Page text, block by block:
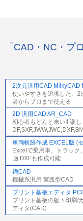
「CAD・NC・プ
2次元汎用CAD MilkyCAD
使いやすさを追求した、
者からプロまで使える
2D 汎用CAD AR_CAD
初心者もどんと来い!! 楽
車両軌跡作成 EXCEL版 (
Excelで乗用車、トラッ
画 DXFも作成可能
鍋CAD
機械系汎用 実践型CAD
プリント基板エディタ
プリント基板の版下印刷/
ディタ(CAD)